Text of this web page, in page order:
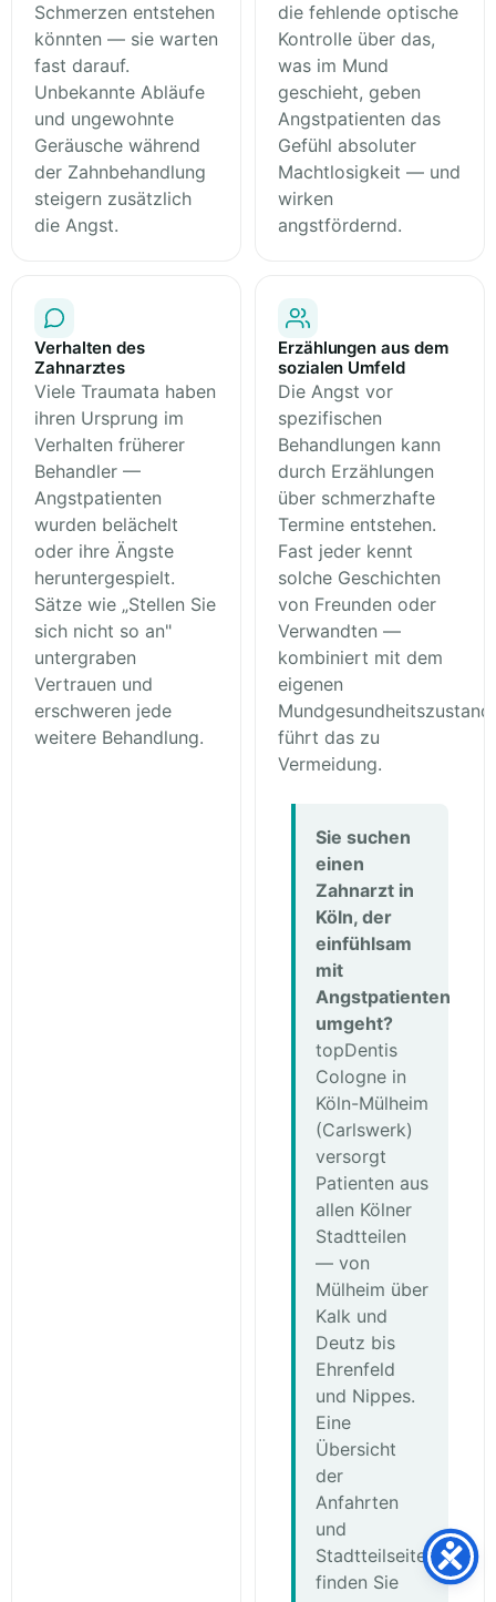
Schmerzen entstehen
könnten — sie warten
fast darauf.
Unbekannte Abläufe
und ungewohnte
Geräusche während
der Zahnbehandlung
steigern zusätzlich
die Angst.
die fehlende optische
Kontrolle über das,
was im Mund
geschieht, geben
Angstpatienten das
Gefühl absoluter
Machtlosigkeit — und
wirken
angstfördernd.
Verhalten des
Zahnarztes
Viele Traumata haben
ihren Ursprung im
Verhalten früherer
Behandler —
Angstpatienten
wurden belächelt
oder ihre Ängste
heruntergespielt.
Sätze wie „Stellen Sie
sich nicht so an"
untergraben
Vertrauen und
erschweren jede
weitere Behandlung.
Erzählungen aus dem
sozialen Umfeld
Die Angst vor
spezifischen
Behandlungen kann
durch Erzählungen
über schmerzhafte
Termine entstehen.
Fast jeder kennt
solche Geschichten
von Freunden oder
Verwandten —
kombiniert mit dem
eigenen
Mundgesundheitszustand
führt das zu
Vermeidung.
Sie suchen
einen
Zahnarzt in
Köln, der
einfühlsam
mit
Angstpatienten
umgeht?
topDentis
Cologne in
Köln-Mülheim
(Carlswerk)
versorgt
Patienten aus
allen Kölner
Stadtteilen
— von
Mülheim über
Kalk und
Deutz bis
Ehrenfeld
und Nippes.
Eine
Übersicht
der
Anfahrten
und
Stadtteilseiten
finden Sie